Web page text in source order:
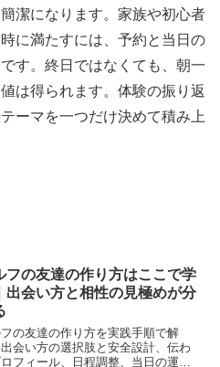
潔になります。家族や初心者
に満たすには、予約と当日の
す。終日ではなくても、朝一
は得られます。体験の振り返
ーマを一つだけ決めて積み上
フの友達の作り方はここで学
出会い方と相性の見極めが分
の友達の作り方を実践手順で解
会い方の選択肢と安全設計、伝わ
フィール、日程調整、当日の運